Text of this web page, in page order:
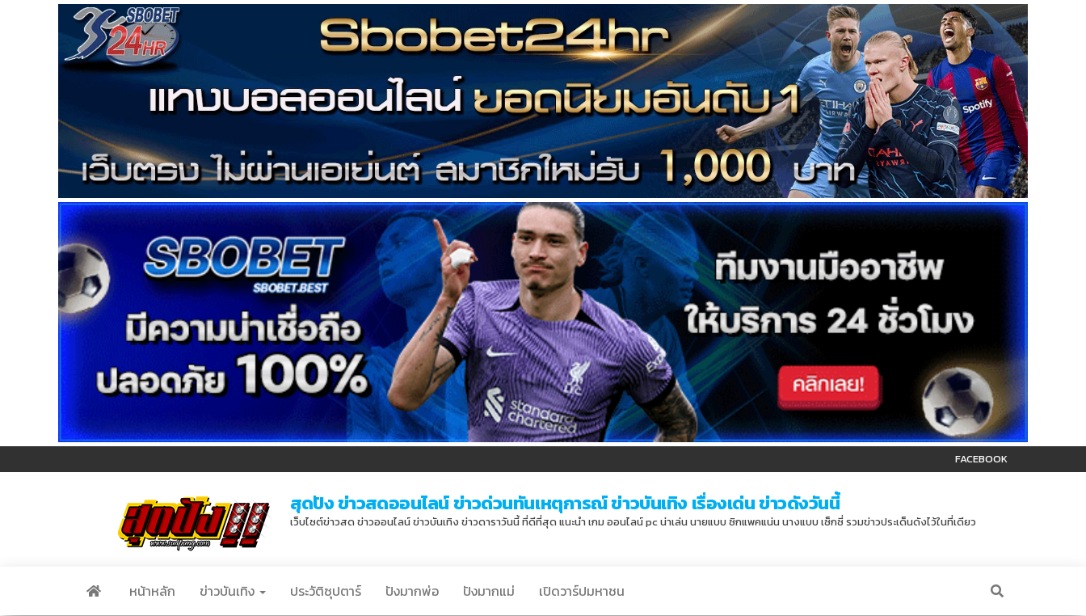
FACEBOOK
สุดปัง ข่าวสดออนไลน์ ข่าวด่วนทันเหตุการณ์ ข่าวบันเทิง เรื่องเด่น ข่าวดังวันนี้
เว็บไซต์ข่าวสด ข่าวออนไลน์ ข่าวบันเทิง ข่าวดาราวันนี้ ที่ดีที่สุด แนะนำ เกม ออนไลน์ pc น่าเล่น นายแบบ ซิกแพคแน่น นางแบบ เซ็กซี่ รวมข่าวประเด็นดังไว้ในที่เดียว
หน้าหลัก ข่าวบันเทิง ประวัติซุปตาร์ ปังมากพ่อ ปังมากแม่ เปิดวาร์ปมหาชน